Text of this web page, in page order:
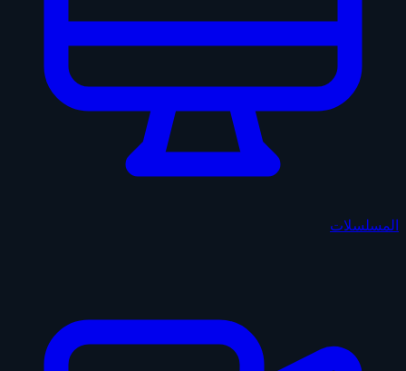
المسلسلات